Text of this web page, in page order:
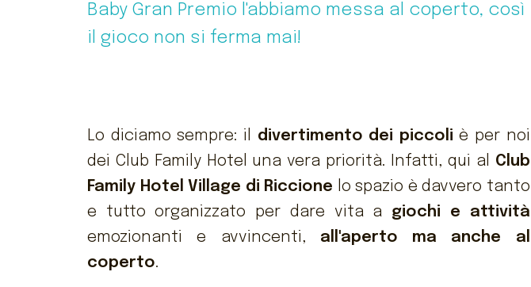
Baby Gran Premio l'abbiamo messa al coperto, così
il gioco non si ferma mai!
Lo diciamo sempre: il divertimento dei piccoli è per noi
dei Club Family Hotel una vera priorità. Infatti, qui al Club
Family Hotel Village di Riccione lo spazio è davvero tanto
e tutto organizzato per dare vita a giochi e attività
emozionanti e avvincenti, all'aperto ma anche al
coperto.